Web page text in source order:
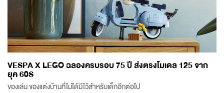
VESPA X LEGO ฉลองครบรอบ 75 ปี ส่งตรงโมเดล 125 จาก
ยุค 60S
ของเล่น ของแต่งบ้านที่ไม่ได้มีไว้สำหรับเด็กอีกต่อไป